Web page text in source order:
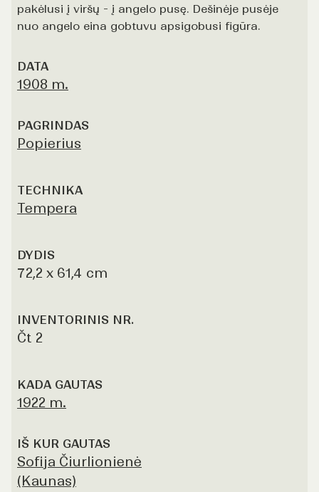
pakėlusi į viršų - į angelo pusę. Dešinėje pusėje
nuo angelo eina gobtuvu apsigobusi figūra.
DATA
1908 m.
PAGRINDAS
Popierius
TECHNIKA
Tempera
DYDIS
72,2 x 61,4 cm
INVENTORINIS NR.
Čt 2
KADA GAUTAS
1922 m.
IŠ KUR GAUTAS
Sofija Čiurlionienė
(Kaunas)